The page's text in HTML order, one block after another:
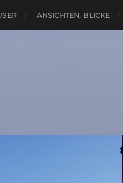
ANSICHTEN, BLICKE